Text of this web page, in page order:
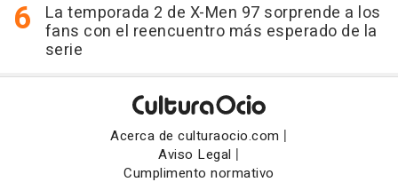
La temporada 2 de X-Men 97 sorprende a los
fans con el reencuentro más esperado de la
serie
Acerca de culturaocio.com |
Aviso Legal |
Cumplimento normativo